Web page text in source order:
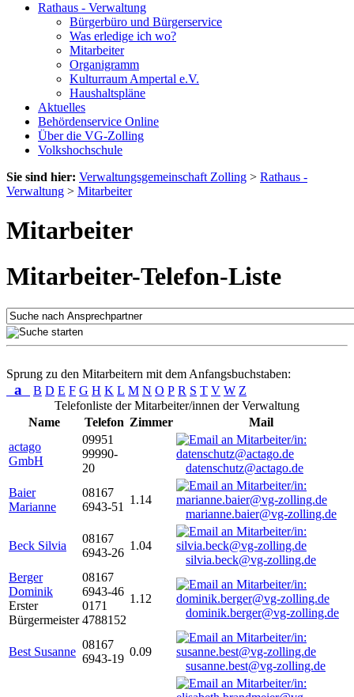
Rathaus - Verwaltung
Bürgerbüro und Bürgerservice
Was erledige ich wo?
Mitarbeiter
Organigramm
Kulturraum Ampertal e.V.
Haushaltspläne
Aktuelles
Behördenservice Online
Über die VG-Zolling
Volkshochschule
Sie sind hier: Verwaltungsgemeinschaft Zolling > Rathaus -
Verwaltung > Mitarbeiter
Mitarbeiter
Mitarbeiter-Telefon-Liste
Sprung zu den Mitarbeitern mit dem Anfangsbuchstaben:
a B D E F G H K L M N O P R S T V W Z
Telefonliste der Mitarbeiter/innen der Verwaltung
Name
Telefon Zimmer
Mail
actago
GmbH
09951
99990-
20
datenschutz@actago.de
Baier
Marianne
08167
6943-51
1.14
marianne.baier@vg-zolling.de
Beck Silvia
08167
6943-26
1.04
silvia.beck@vg-zolling.de
Berger
Dominik
Erster
Bürgermeister
08167
6943-46
0171
4788152
1.12
dominik.berger@vg-zolling.de
Best Susanne
08167
6943-19
0.09
susanne.best@vg-zolling.de